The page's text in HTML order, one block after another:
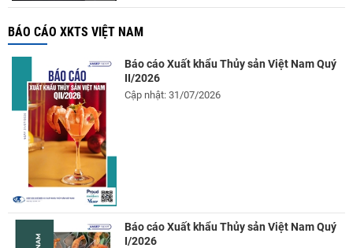
BÁO CÁO XKTS VIỆT NAM
Báo cáo Xuất khẩu Thủy sản Việt Nam Quý
II/2026
Cập nhật: 31/07/2026
Báo cáo Xuất khẩu Thủy sản Việt Nam Quý
I/2026